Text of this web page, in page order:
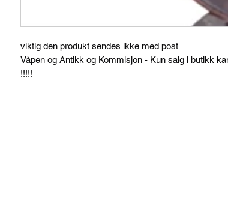
viktig den produkt sendes ikke med post
Våpen og Antikk og Kommisjon - Kun salg i butikk
!!!!!